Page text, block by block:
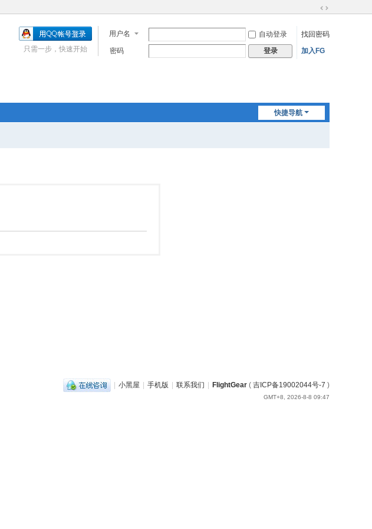
换
到
宽
用户名 自动登录
找回密码
密码
登录 加入FG
只需一步，快速开始
快捷导航
| 小黑屋 | 手机版 | 联系我们 | FlightGear ( 吉ICP备19002044号-7 )
GMT+8, 2026-8-8 09:47